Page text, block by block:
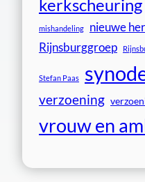
kerkscheuring
mishandeling nieuwe
Rijnsburggroep
Stefan Paas
verzoening
vrouw en